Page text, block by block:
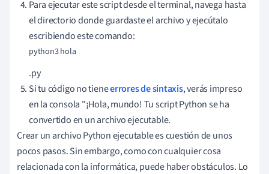
Para ejecutar este script desde el terminal, navega hasta
el directorio donde guardaste el archivo y ejecútalo
escribiendo este comando:
python3 hola
.py
Si tu código no tieneerrores de sintaxis, verás impreso
en la consola "¡Hola, mundo! Tu script Python se ha
convertido en un archivo ejecutable.
Crear un archivo Python ejecutable es cuestión de unos
pocos pasos. Sin embargo, como con cualquier cosa
relacionada con la informática, puede haber obstáculos. Lo